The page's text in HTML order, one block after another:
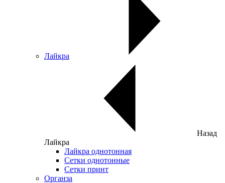
Лайкра
Назад
Лайкра
Лайкра однотонная
Сетки однотонные
Сетки принт
Органза